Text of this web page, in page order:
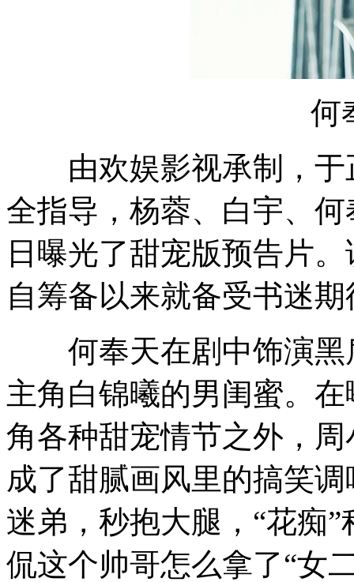
何奉
由欢娱影视承制，于
全指导，杨蓉、白宇、
日曝光了甜宠版预告片
自筹备以来就备受书迷期
何奉天在剧中饰演黑
主角白锦曦的男闺蜜。
角各种甜宠情节之外，
成了甜腻画风里的搞笑
迷弟，秒抱大腿，“花痴
侃这个帅哥怎么拿了“女